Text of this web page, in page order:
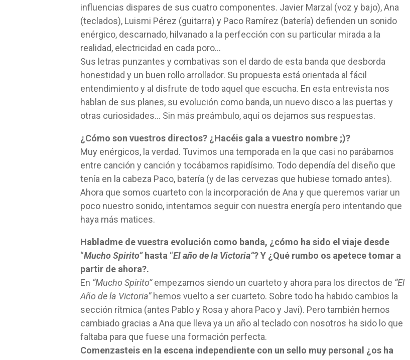
influencias dispares de sus cuatro componentes. Javier Marzal (voz y bajo), Ana
(teclados), Luismi Pérez (guitarra) y Paco Ramírez (batería) defienden un sonido
enérgico, descarnado, hilvanado a la perfección con su particular mirada a la
realidad, electricidad en cada poro…
Sus letras punzantes y combativas son el dardo de esta banda que desborda
honestidad y un buen rollo arrollador. Su propuesta está orientada al fácil
entendimiento y al disfrute de todo aquel que escucha. En esta entrevista nos
hablan de sus planes, su evolución como banda, un nuevo disco a las puertas y
otras curiosidades… Sin más preámbulo, aquí os dejamos sus respuestas.
¿Cómo son vuestros directos? ¿Hacéis gala a vuestro nombre ;)?
Muy enérgicos, la verdad. Tuvimos una temporada en la que casi no parábamos
entre canción y canción y tocábamos rapidísimo. Todo dependía del diseño que
tenía en la cabeza Paco, batería (y de las cervezas que hubiese tomado antes).
Ahora que somos cuarteto con la incorporación de Ana y que queremos variar un
poco nuestro sonido, intentamos seguir con nuestra energía pero intentando que
haya más matices.
Habladme de vuestra evolución como banda, ¿cómo ha sido el viaje desde
“Mucho Spirito” hasta “El año de la Victoria”? Y ¿Qué rumbo os apetece tomar a
partir de ahora?.
En “Mucho Spirito”empezamos siendo un cuarteto y ahora para los directos de “El
Año de la Victoria”hemos vuelto a ser cuarteto. Sobre todo ha habido cambios la
sección rítmica (antes Pablo y Rosa y ahora Paco y Javi). Pero también hemos
cambiado gracias a Ana que lleva ya un año al teclado con nosotros ha sido lo que
faltaba para que fuese una formación perfecta.
Comenzasteis en la escena independiente con un sello muy personal ¿os ha